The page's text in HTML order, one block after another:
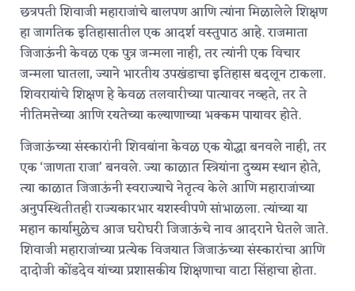
छत्रपती शिवाजी महाराजांचे बालपण आणि त्यांना मिळालेले शिक्षण
हा जागतिक इतिहासातील एक आदर्श वस्तुपाठ आहे. राजमाता
जिजाऊंनी केवळ एक पुत्र जन्मला नाही, तर त्यांनी एक विचार
जन्मला घातला, ज्याने भारतीय उपखंडाचा इतिहास बदलून टाकला.
शिवरायांचे शिक्षण हे केवळ तलवारीच्या पात्यावर नव्हते, तर ते
नीतिमत्तेच्या आणि रयतेच्या कल्याणाच्या भक्कम पायावर होते.
जिजाऊंच्या संस्कारांनी शिवबांना केवळ एक योद्धा बनवले नाही, तर
एक ‘जाणता राजा’ बनवले. ज्या काळात स्त्रियांना दुय्यम स्थान होते,
त्या काळात जिजाऊंनी स्वराज्याचे नेतृत्व केले आणि महाराजांच्या
अनुपस्थितीतही राज्यकारभार यशस्वीपणे सांभाळला.त्यांच्या या
महान कार्यामुळेच आज घरोघरी जिजाऊंचे नाव आदराने घेतले जाते.
शिवाजी महाराजांच्या प्रत्येक विजयात जिजाऊंच्या संस्कारांचा आणि
दादोजी कोंडदेव यांच्या प्रशासकीय शिक्षणाचा वाटा सिंहाचा होता.